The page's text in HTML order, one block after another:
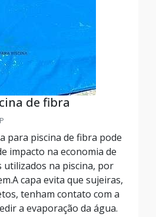
de fibra
para piscina de fibra pode
impacto na economia de
na piscina, por
capa evita que sujeiras,
tenham contato com a
a evaporação da água.